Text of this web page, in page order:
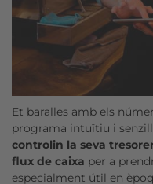
Et baralles amb els
programa intuïtiu i
controlin la seva
flux de caixa per a
especialment útil en